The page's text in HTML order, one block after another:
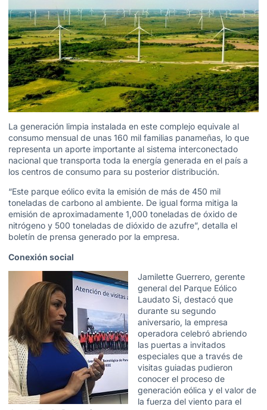
La generación limpia instalada en este complejo equivale al
consumo mensual de unas 160 mil familias panameñas, lo que
representa un aporte importante al sistema interconectado
nacional que transporta toda la energía generada en el país a
los centros de consumo para su posterior distribución.
“Este parque eólico evita la emisión de más de 450 mil
toneladas de carbono al ambiente. De igual forma mitiga la
emisión de aproximadamente 1,000 toneladas de óxido de
nitrógeno y 500 toneladas de dióxido de azufre”, detalla el
boletín de prensa generado por la empresa.
Conexión social
Jamilette Guerrero, gerente
general del Parque Eólico
Laudato Si, destacó que
durante su segundo
aniversario, la empresa
operadora celebró abriendo
las puertas a invitados
especiales que a través de
visitas guiadas pudieron
conocer el proceso de
generación eólica y el valor de
la fuerza del viento para el